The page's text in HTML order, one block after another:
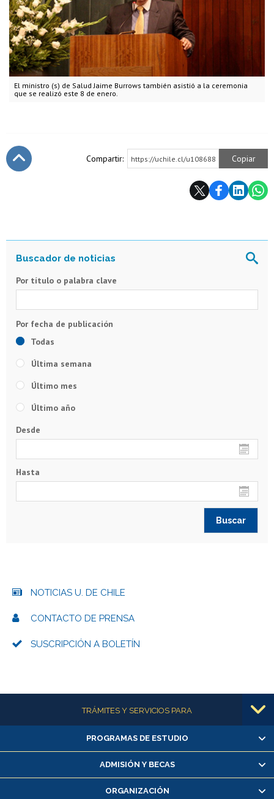
El ministro (s) de Salud Jaime Burrows también asistió a la ceremonia
que se realizó este 8 de enero.
Compartir: https://uchile.cl/u108688 Copiar
Por título o palabra clave
Todas
Última semana
Último mes
Último año
Desde
Hasta
NOTICIAS U. DE CHILE
CONTACTO DE PRENSA
SUSCRIPCIÓN A BOLETÍN
Más informaciónTRÁMITES Y SERVICIOS PARA
Alumnas/os y exalumnas/os
Matrícula en línea
Inscripción y cambio de asignaturas
Consulta y certificado de notas
PROGRAMAS DE ESTUDIO
ADMISIÓN Y BECAS
ORGANIZACIÓN